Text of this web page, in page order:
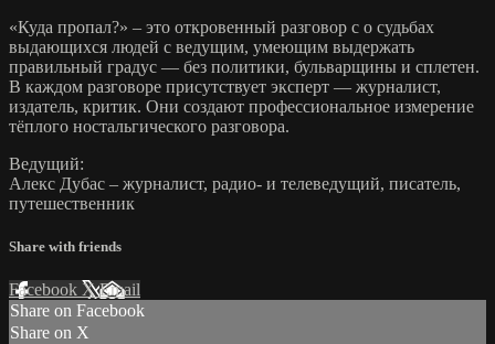
«Куда пропал?» – это откровенный разговор с о судьбах
выдающихся людей с ведущим, умеющим выдержать
правильный градус — без политики, бульварщины и сплетен.
В каждом разговоре присутствует эксперт — журналист,
издатель, критик. Они создают профессиональное измерение
тёплого ностальгического разговора.
Ведущий:
Алекс Дубас – журналист, радио- и телеведущий, писатель,
путешественник
Share with friends
Facebook XEmail
Share on Facebook
Share on X